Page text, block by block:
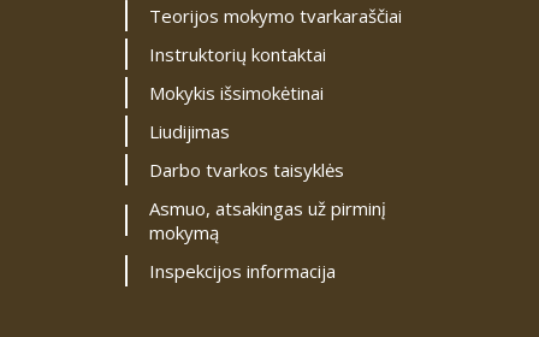
Teorijos mokymo tvarkaraščiai
Instruktorių kontaktai
Mokykis išsimokėtinai
Liudijimas
Darbo tvarkos taisyklės
Asmuo, atsakingas už pirminį
mokymą
Inspekcijos informacija